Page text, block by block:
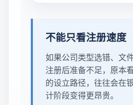
不能只看注册速度
如果公司类型选错、文
注册后准备不足，原本
的设立路径，往往会在
计阶段变得更昂贵。